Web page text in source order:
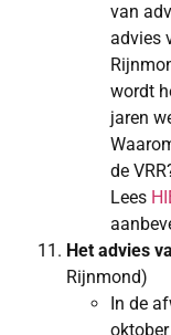
van
advies
wordt
jaren
de
Lees
Het advies
Rijnmond)
In de